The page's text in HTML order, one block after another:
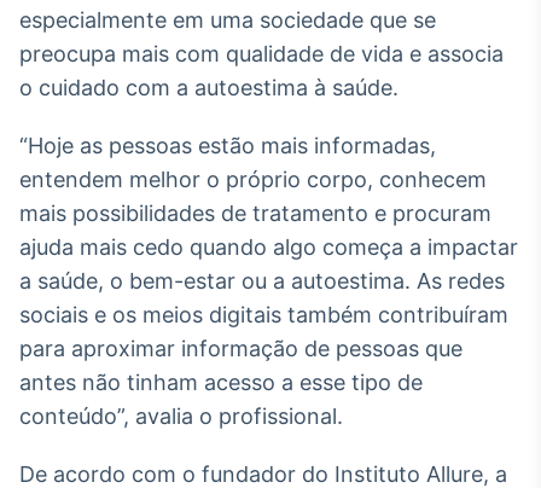
especialmente em uma sociedade que se
preocupa mais com qualidade de vida e associa
o cuidado com a autoestima à saúde.
“Hoje as pessoas estão mais informadas,
entendem melhor o próprio corpo, conhecem
mais possibilidades de tratamento e procuram
ajuda mais cedo quando algo começa a impactar
a saúde, o bem-estar ou a autoestima. As redes
sociais e os meios digitais também contribuíram
para aproximar informação de pessoas que
antes não tinham acesso a esse tipo de
conteúdo”, avalia o profissional.
De acordo com o fundador do Instituto Allure, a